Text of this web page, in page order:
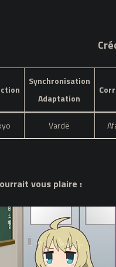
Synchronisation
Adaptation
Vardë
vous plaire :